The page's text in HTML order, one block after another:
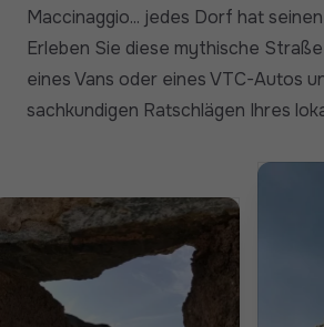
Maccinaggio... jedes Dorf hat
Erleben Sie diese mythische
eines Vans oder eines VTC-Autos
sachkundigen Ratschlägen Ihres